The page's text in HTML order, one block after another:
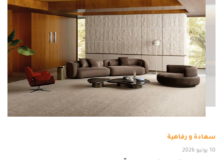
سعادة و رفاهية
10 يونيو 2026